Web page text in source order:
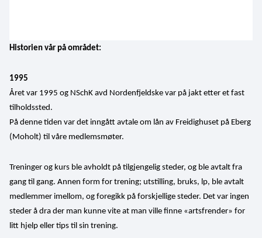
Historien vår på området:
1995
Året var 1995 og NSchK avd Nordenfjeldske var på jakt etter et fast
tilholdssted.
På denne tiden var det inngått avtale om lån av Freidighuset på Eberg
(Moholt) til våre medlemsmøter.
Treninger og kurs ble avholdt på tilgjengelig steder, og ble avtalt fra
gang til gang. Annen form for trening; utstilling, bruks, lp, ble avtalt
medlemmer imellom, og foregikk på forskjellige steder. Det var ingen
steder å dra der man kunne vite at man ville finne «artsfrender» for
litt hjelp eller tips til sin trening.